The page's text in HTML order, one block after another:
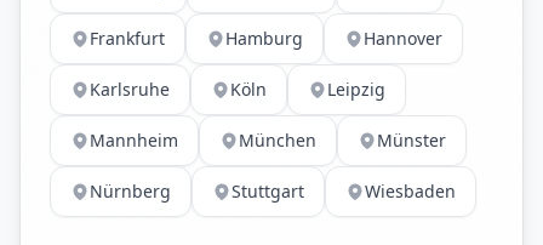
Frankfurt Hamburg Hannover
Karlsruhe Köln Leipzig
Mannheim München Münster
Nürnberg Stuttgart Wiesbaden